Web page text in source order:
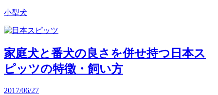
小型犬
家庭犬と番犬の良さを併せ持つ日本ス
ピッツの特徴・飼い方
2017/06/27